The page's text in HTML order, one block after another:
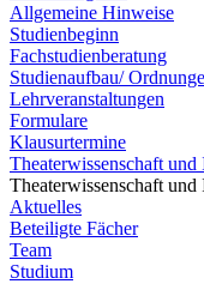
Allgemeine Hinweise
Studienbeginn
Fachstudienberatung
Studienaufbau/
Lehrveranstaltungen
Formulare
Klausurtermine
Theaterwissenschaft
Theaterwissenschaft
Aktuelles
Beteiligte Fächer
Team
Studium